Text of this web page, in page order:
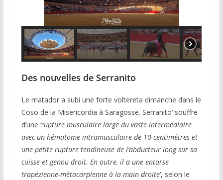
Des nouvelles de Serranito
Le matador a subi une forte voltereta dimanche dans le
Coso de la Misericordia à Saragosse. Serranito’ souffre
d’une ‘rupture musculaire large du vaste intermédiaire
avec un hématome intramusculaire de 10 centimètres et
une petite rupture tendineuse de l’abducteur long sur sa
cuisse et genou droit. En outre, il a une entorse
trapézienne-métacarpienne à la main droite‘, selon le